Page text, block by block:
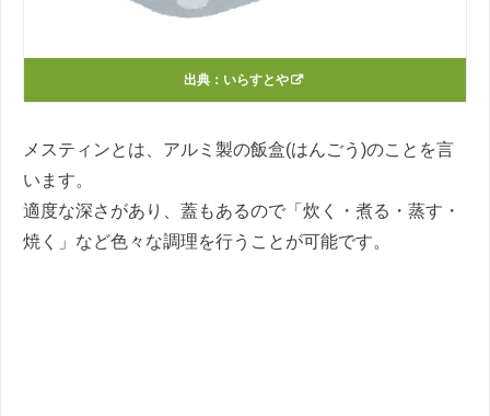
出典： いらすとや
メスティンとは、アルミ製の飯盒(はんごう)のことを言
います。
適度な深さがあり、蓋もあるので「炊く・煮る・蒸す・
焼く」など色々な調理を行うことが可能です。